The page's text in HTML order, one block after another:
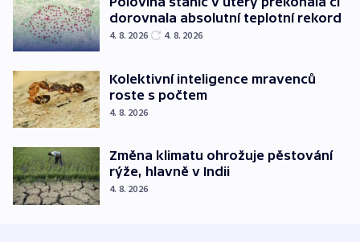
dorovnala absolutní teplotní rekord
4. 8. 2026 4. 8. 2026
Kolektivní inteligence mravenců
roste s počtem
4. 8. 2026
Změna klimatu ohrožuje pěstování
rýže, hlavně v Indii
4. 8. 2026